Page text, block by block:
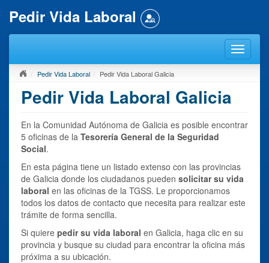
Pedir Vida Laboral
Pedir Vida Laboral Pedir Vida Laboral Galicia
Pedir Vida Laboral Galicia
En la Comunidad Autónoma de Galicia es posible encontrar
5 oficinas de la Tesorería General de la Seguridad
Social.
En esta página tiene un listado extenso con las provincias
de Galicia donde los ciudadanos pueden solicitar su vida
laboral en las oficinas de la TGSS. Le proporcionamos
todos los datos de contacto que necesita para realizar este
trámite de forma sencilla.
Si quiere pedir su vida laboral en Galicia, haga clic en su
provincia y busque su ciudad para encontrar la oficina más
próxima a su ubicación.